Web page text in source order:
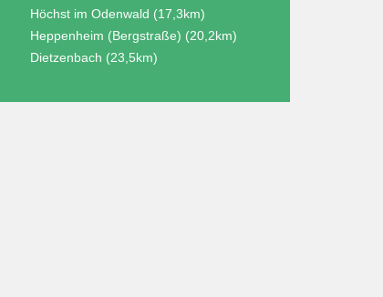
Höchst im Odenwald (17,3km)
Heppenheim (Bergstraße) (20,2km)
Dietzenbach (23,5km)